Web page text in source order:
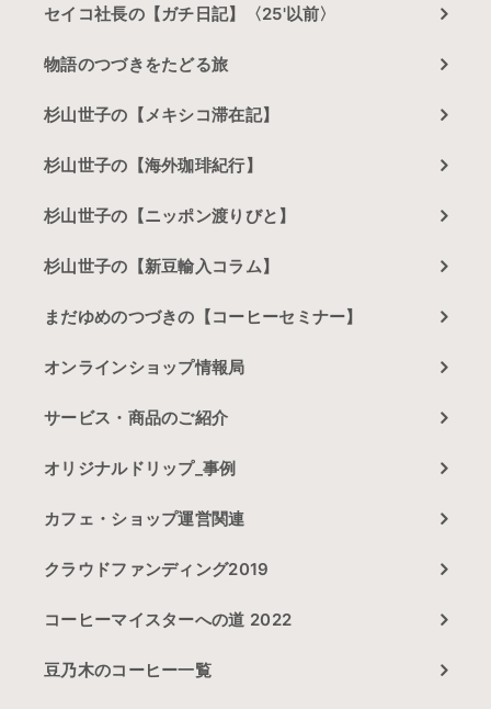
セイコ社長の【ガチ日記】〈25'以前〉
物語のつづきをたどる旅
杉山世子の【メキシコ滞在記】
杉山世子の【海外珈琲紀行】
杉山世子の【ニッポン渡りびと】
杉山世子の【新豆輸入コラム】
まだゆめのつづきの【コーヒーセミナー】
オンラインショップ情報局
サービス・商品のご紹介
オリジナルドリップ_事例
カフェ・ショップ運営関連
クラウドファンディング2019
コーヒーマイスターへの道 2022
豆乃木のコーヒー一覧